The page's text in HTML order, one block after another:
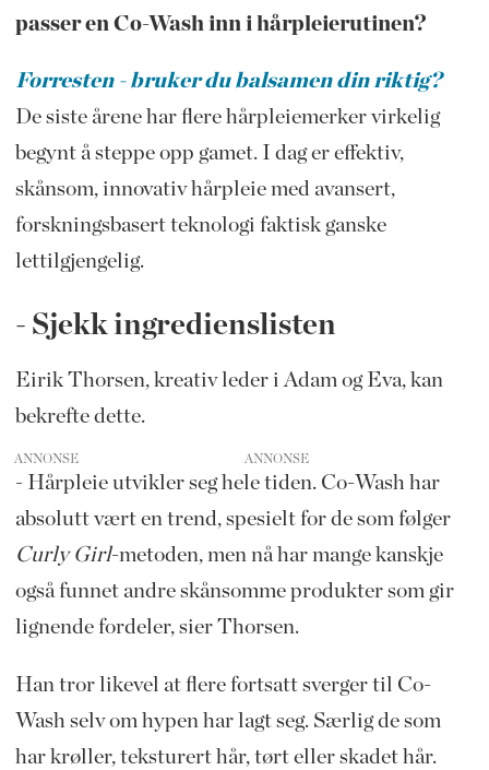
passer en Co-Wash inn i hårpleierutinen?
Forresten - bruker du balsamen din riktig?
De siste årene har flere hårpleiemerker virkelig
begynt å steppe opp gamet. I dag er effektiv,
skånsom, innovativ hårpleie med avansert,
forskningsbasert teknologi faktisk ganske
lettilgjengelig.
- Sjekk ingredienslisten
Eirik Thorsen, kreativ leder i Adam og Eva, kan
bekrefte dette.
ANNONSE
- Hårpleie utvikler seg hele tiden. Co-Wash har
absolutt vært en trend, spesielt for de som følger
Curly Girl-metoden, men nå har mange kanskje
også funnet andre skånsomme produkter som gir
lignende fordeler, sier Thorsen.
Han tror likevel at flere fortsatt sverger til Co-
Wash selv om hypen har lagt seg. Særlig de som
har krøller, teksturert hår, tørt eller skadet hår.